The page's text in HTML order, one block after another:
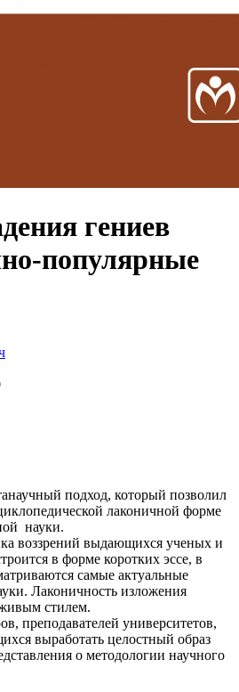
гениев
популярные
подход, который позволил
лаконичной форме
науки.
воззрений выдающихся ученых и
в форме коротких эссе, в
самые актуальные
Лаконичность изложения
живым стилем.
преподавателей университетов,
выработать целостный образ
о методологии научного